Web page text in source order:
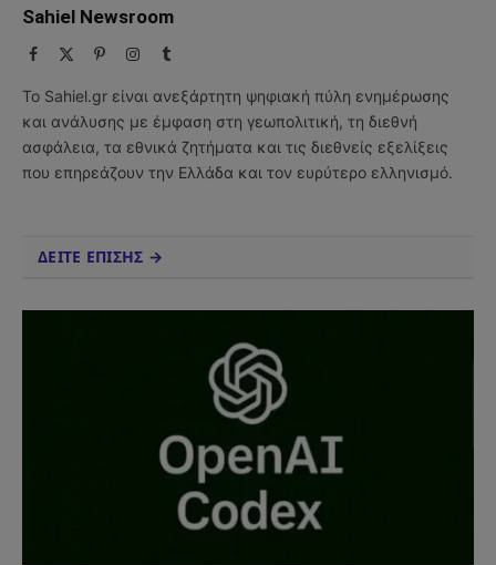
Sahiel Newsroom
Facebook PinterestInstagram
Tumblr
Το Sahiel.gr είναι ανεξάρτητη ψηφιακή πύλη ενημέρωσης
και ανάλυσης με έμφαση στη γεωπολιτική, τη διεθνή
ασφάλεια, τα εθνικά ζητήματα και τις διεθνείς εξελίξεις
που επηρεάζουν την Ελλάδα και τον ευρύτερο ελληνισμό.
ΔΕΙΤΕ ΕΠΙΣΗΣ →